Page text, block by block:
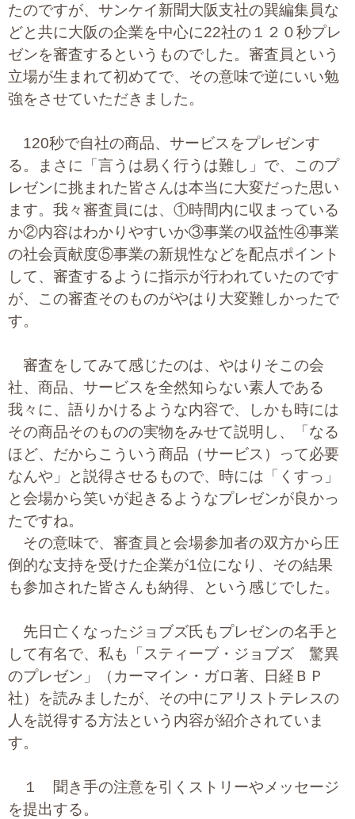
たのですが、サンケイ新聞大阪支社の巽編集員な
どと共に大阪の企業を中心に22社の１２０秒プレ
ゼンを審査するというものでした。審査員という
立場が生まれて初めてで、その意味で逆にいい勉
強をさせていただきました。
120秒で自社の商品、サービスをプレゼンす
る。まさに「言うは易く行うは難し」で、このプ
レゼンに挑まれた皆さんは本当に大変だった思い
ます。我々審査員には、①時間内に収まっている
か②内容はわかりやすいか③事業の収益性④事業
の社会貢献度⑤事業の新規性などを配点ポイント
して、審査するように指示が行われていたのです
が、この審査そのものがやはり大変難しかったで
す。
審査をしてみて感じたのは、やはりそこの会
社、商品、サービスを全然知らない素人である
我々に、語りかけるような内容で、しかも時には
その商品そのものの実物をみせて説明し、「なる
ほど、だからこういう商品（サービス）って必要
なんや」と説得させるもので、時には「くすっ」
と会場から笑いが起きるようなプレゼンが良かっ
たですね。
その意味で、審査員と会場参加者の双方から圧
倒的な支持を受けた企業が1位になり、その結果
も参加された皆さんも納得、という感じでした。
先日亡くなったジョブズ氏もプレゼンの名手と
して有名で、私も「スティーブ・ジョブズ 驚異
のプレゼン」（カーマイン・ガロ著、日経ＢＰ
社）を読みましたが、その中にアリストテレスの
人を説得する方法という内容が紹介されていま
す。
１ 聞き手の注意を引くストリーやメッセージ
を提出する。
お客様の声
よくあるご質問
採用情報・パートナー募集
新着情報
お問い合わせ
プライバシーポリシー
06-6889-6018